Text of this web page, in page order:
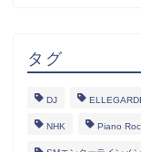
タグ
DJ
NHK Piano